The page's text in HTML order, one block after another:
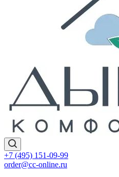
+7 (495) 151-09-99
order@cc-online.ru